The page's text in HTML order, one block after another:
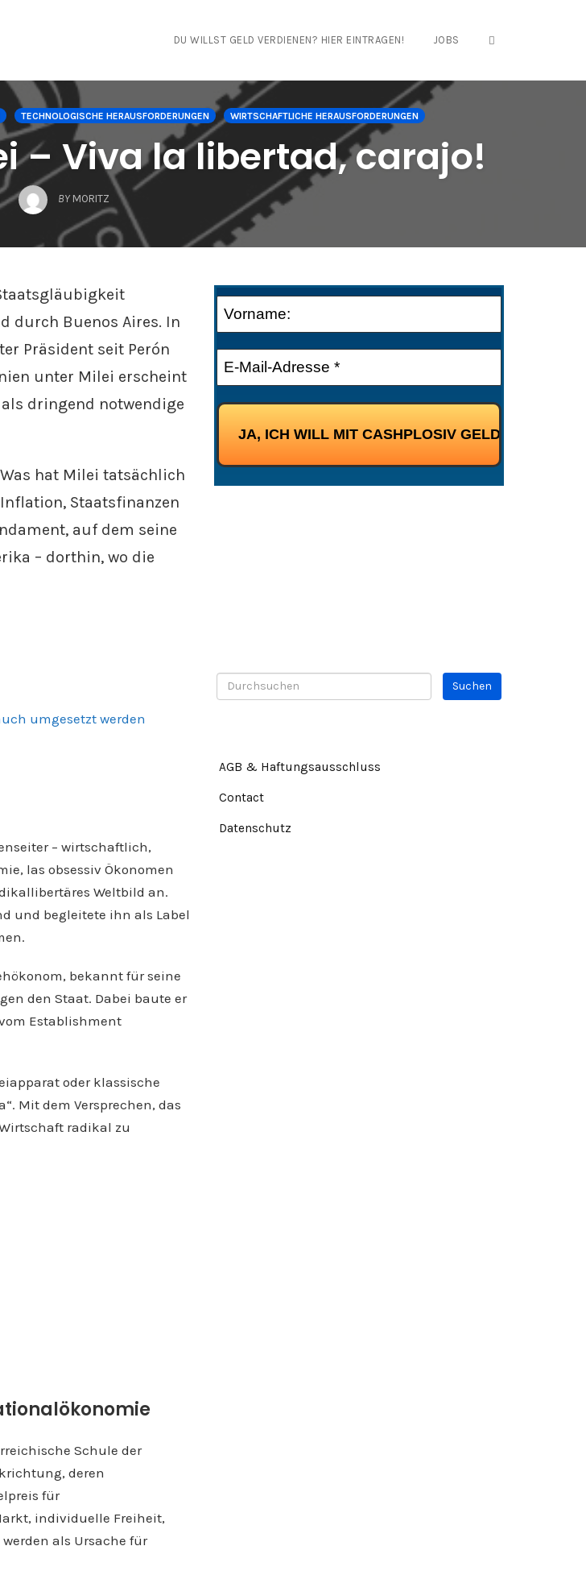
DU WILLST GELD VERDIENEN? HIER EINTRAGEN! JOBS
TECHNOLOGISCHE HERAUSFORDERUNGEN WIRTSCHAFTLICHE HERAUSFORDERUNGEN
– Viva la libertad, carajo!
BY MORITZ
durch Buenos Aires. In
Präsident seit Perón
unter Milei erscheint
dringend notwendige
hat Milei tatsächlich
Staatsfinanzen
auf dem seine
– dorthin, wo die
umgesetzt werden
– wirtschaftlich,
las obsessiv Ökonomen
Weltbild an.
und begleitete ihn als Label
bekannt für seine
den Staat. Dabei baute er
Establishment
oder klassische
Mit dem Versprechen, das
radikal zu
Schule der
deren
für
individuelle Freiheit,
als Ursache für
AGB & Haftungsausschluss
Contact
Datenschutz